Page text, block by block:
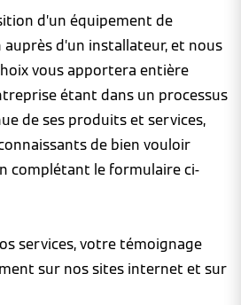
d’un équipement de
d’un installateur, et nous
vous apportera entière
étant dans un processus
de ses produits et services,
de bien vouloir
complétant le formulaire ci-
services, votre témoignage
sur nos sites internet et sur